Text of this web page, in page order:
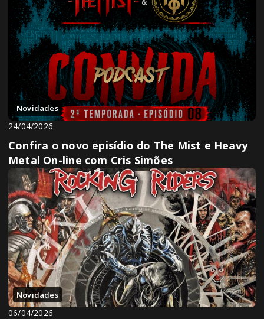
Novidades
24/04/2026
Confira o novo episídio do The Mist e Heavy
Metal On-line com Cris Simões
Novidades
06/04/2026